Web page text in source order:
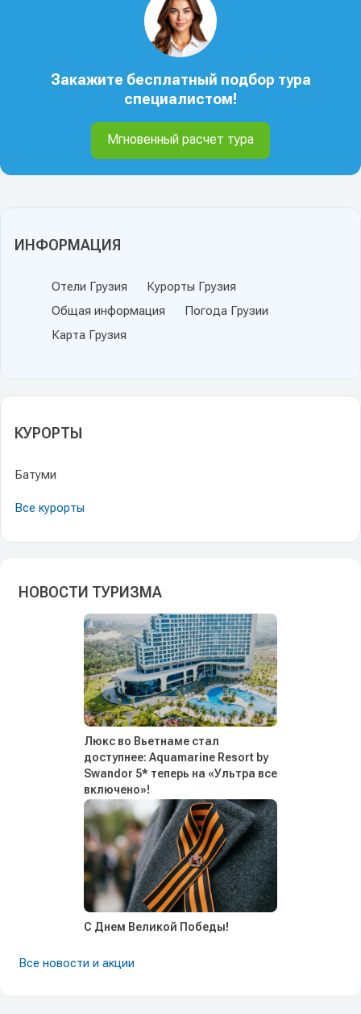
ИНФОРМАЦИЯ
Отели Грузия
Курорты Грузия
Общая информация
Погода Грузии
Карта Грузия
КУРОРТЫ
Батуми
Все курорты
НОВОСТИ ТУРИЗМА
Люкс во Вьетнаме стал
доступнее: Aquamarine Resort by
Swandor 5* теперь на «Ультра все
включено»!
С Днем Великой Победы!
Все новости и акции
Закажите бесплатный подбор тура
специалистом!
Мгновенный расчет тура